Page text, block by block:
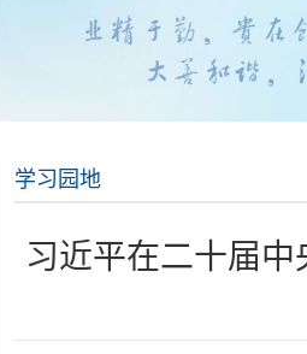
学习园地
习近平在二十届